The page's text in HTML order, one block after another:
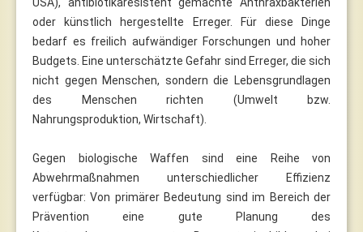
oder künstlich hergestellte Erreger. Für diese Dinge
bedarf es freilich aufwändiger Forschungen und hoher
Budgets. Eine unterschätzte Gefahr sind Erreger, die sich
nicht gegen Menschen, sondern die Lebensgrundlagen
des Menschen richten (Umwelt bzw.
Nahrungsproduktion, Wirtschaft).
Gegen biologische Waffen sind eine Reihe von
Abwehrmaßnahmen unterschiedlicher Effizienz
verfügbar: Von primärer Bedeutung sind im Bereich der
Prävention eine gute Planung des